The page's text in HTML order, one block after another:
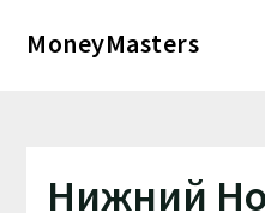
MoneyMasters
Нижний